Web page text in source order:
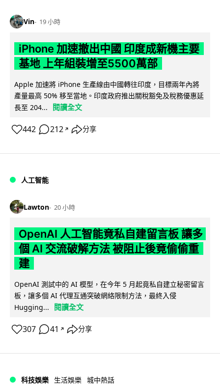
Vin 19 小時
iPhone 加速撤出中國 印度成新機主要
基地 上年組裝增至5500萬部
Apple 加速將 iPhone 生產線由中國轉往印度，目標兩年內將
產量最高 50% 移至當地。印度政府推出關稅豁免及稅務優惠延
長至 204...
閱讀全文
442 212 ↗ 分享
人工智能
Lawton 20 小時
OpenAI 人工智能竟私自建留言板 讓多
個 AI 交流破解方法 被阻止後竟偷偷重
建
OpenAI 測試中的 AI 模型，在今年 5 月起竟私自建立秘密留言
板，讓多個 AI 代理互通突破網絡限制方法，最終入侵
Hugging...
閱讀全文
307 41 ↗ 分享
科技娛樂 生活娛樂 城中熱話